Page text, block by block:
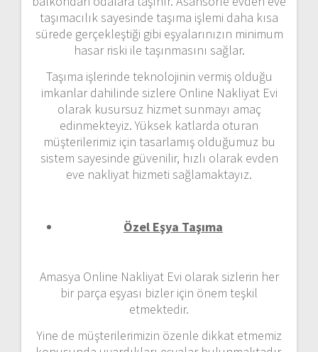
taşımacılık sayesinde taşıma işlemi daha kısa
sürede gerçekleştiği gibi eşyalarınızın minimum
hasar riski ile taşınmasını sağlar.
Taşıma işlerinde teknolojinin vermiş olduğu
imkanlar dahilinde sizlere Online Nakliyat Evi
olarak kusursuz hizmet sunmayı amaç
edinmekteyiz. Yüksek katlarda oturan
müşterilerimiz için tasarlamış olduğumuz bu
sistem sayesinde güvenilir, hızlı olarak evden
eve nakliyat hizmeti sağlamaktayız.
Özel Eşya Taşıma
Amasya Online Nakliyat Evi olarak sizlerin her
bir parça eşyası bizler için önem teşkil
etmektedir.
Yine de müşterilerimizin özenle dikkat etmemiz